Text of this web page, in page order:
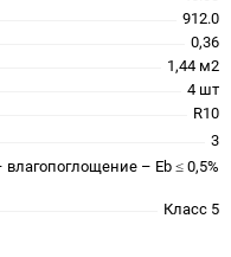
912.0
0,36
1,44 м2
4 шт
R10
3
влагопоглощение – Eb ≤ 0,5%
Класс 5